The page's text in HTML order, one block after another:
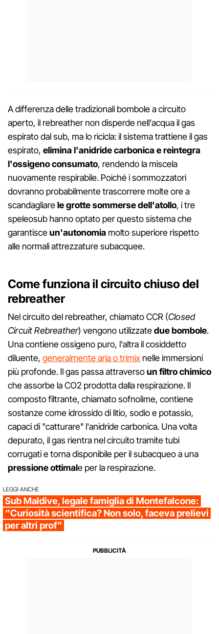
A differenza delle tradizionali bombole a circuito
aperto, il rebreather non disperde nell'acqua il gas
espirato dal sub, ma lo ricicla: il sistema trattiene il gas
espirato, elimina l'anidride carbonica e reintegra
l'ossigeno consumato, rendendo la miscela
nuovamente respirabile. Poiché i sommozzatori
dovranno probabilmente trascorrere molte ore a
scandagliarele grotte sommerse dell'atollo, i tre
speleosub hanno optato per questo sistema che
garantisceun'autonomia molto superiore rispetto
alle normali attrezzature subacquee.
Come funziona il circuito chiuso del
rebreather
Nel circuito del rebreather, chiamato CCR (Closed
Circuit Rebreather) vengono utilizzatedue bombole.
Una contiene ossigeno puro, l'altra il cosiddetto
diluente, generalmente aria o trimix nelle immersioni
più profonde. Il gas passa attraversoun filtro chimico
che assorbe la CO2 prodotta dalla respirazione. Il
composto filtrante, chiamato sofnolime, contiene
sostanze come idrossido di litio, sodio e potassio,
capaci di "catturare" l'anidride carbonica. Una volta
depurato, il gas rientra nel circuito tramite tubi
corrugati e torna disponibile per il subacqueo a una
pressione ottimale per la respirazione.
LEGGI ANCHE
Sub Maldive, legale famiglia di Montefalcone:
“Curiosità scientifica? Non solo, faceva prelievi
per altri prof”